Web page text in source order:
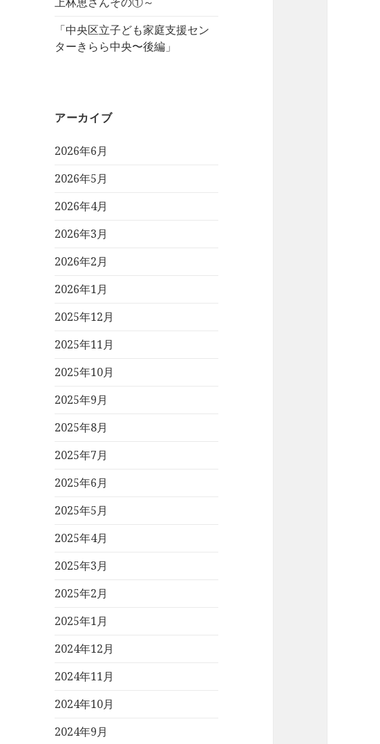
「中央区立子ども家庭支援セン
ターきらら中央〜後編」
アーカイブ
2026年6月
2026年5月
2026年4月
2026年3月
2026年2月
2026年1月
2025年12月
2025年11月
2025年10月
2025年9月
2025年8月
2025年7月
2025年6月
2025年5月
2025年4月
2025年3月
2025年2月
2025年1月
2024年12月
2024年11月
2024年10月
2024年9月